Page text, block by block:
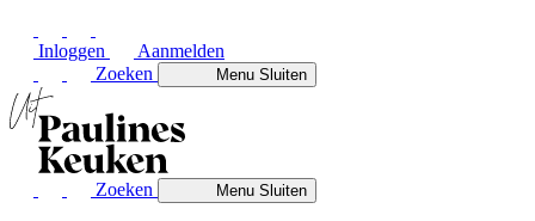
Inloggen
Aanmelden
Zoeken
MenuSluiten
Zoeken MenuSluiten